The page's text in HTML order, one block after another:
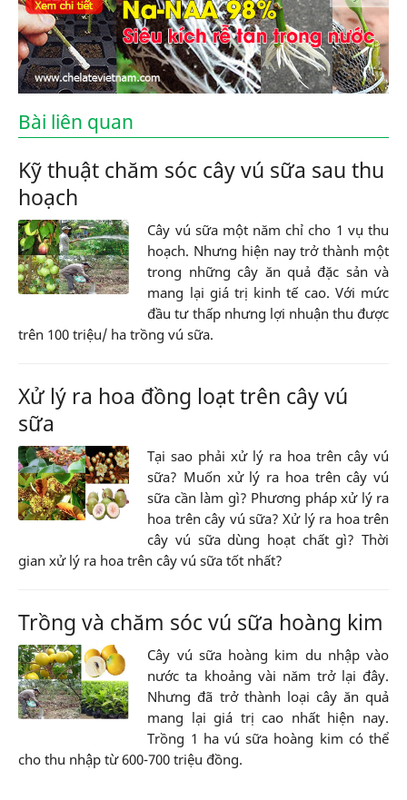
Bài liên quan
Kỹ thuật chăm sóc cây vú sữa sau thu
hoạch
Cây vú sữa một năm chỉ cho 1 vụ thu
hoạch. Nhưng hiện nay trở thành một
trong những cây ăn quả đặc sản và
mang lại giá trị kinh tế cao. Với mức
đầu tư thấp nhưng lợi nhuận thu được
trên 100 triệu/ ha trồng vú sữa.
Xử lý ra hoa đồng loạt trên cây vú
sữa
Tại sao phải xử lý ra hoa trên cây vú
sữa? Muốn xử lý ra hoa trên cây vú
sữa cần làm gì? Phương pháp xử lý ra
hoa trên cây vú sữa? Xử lý ra hoa trên
cây vú sữa dùng hoạt chất gì? Thời
gian xử lý ra hoa trên cây vú sữa tốt nhất?
Trồng và chăm sóc vú sữa hoàng kim
Cây vú sữa hoàng kim du nhập vào
nước ta khoảng vài năm trở lại đây.
Nhưng đã trở thành loại cây ăn quả
mang lại giá trị cao nhất hiện nay.
Trồng 1 ha vú sữa hoàng kim có thể
cho thu nhập từ 600-700 triệu đồng.